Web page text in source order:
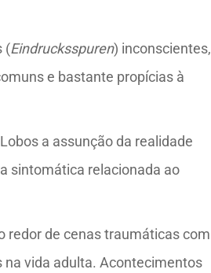
(Eindrucksspuren) inconscientes,
e bastante propícias à
a assunção da realidade
sintomática relacionada ao
redor de cenas traumáticas com
vida adulta. Acontecimentos